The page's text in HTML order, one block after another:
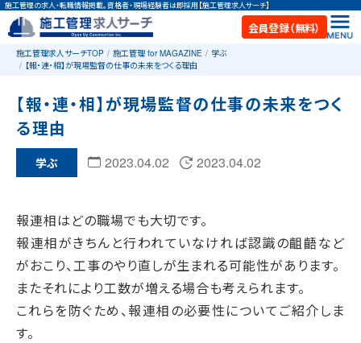
施工管理の求人・転職情報掲載。資格者・現場経験者は即採用【施工管理求人サーチ】
会員登録（無料）
施工管理求人サーチTOP 施工管理 for MAGAZINE
学ぶ
【報・連・相】が現場監督の仕事の未来をつくる理由
【報・連・相】が現場監督の仕事の未来をつく
る理由
学ぶ 2023.04.02 2023.04.02
報連相はどの職場でも大切です。
報連相がきちんと行われていなければ認識の齟齬など
がおこり、工事のやり直しが生まれる可能性があります。
またそれにより工数が増える場合も考えられます。
これらを防ぐため、報連相の必要性についてご紹介しま
す。